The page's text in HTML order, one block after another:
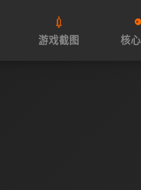
💉
游戏截图 核